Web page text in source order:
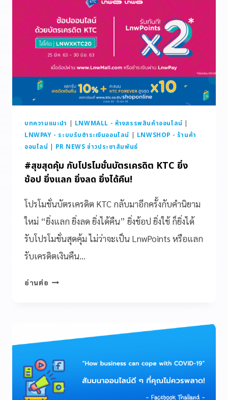
บทความแนะนำ | LNWMALL - ห้างสรรพสินค้าออนไลน์ |
LNWPAY - ระบบรับชำระเงินออนไลน์ | LNWSHOP - ร้านค้า
ออนไลน์ | PR NEWS ข่าวประชาสัมพันธ์
#สุขสุดคุ้ม กับโปรโมชั่นบัตรเครดิต KTC ยิ่ง
ช้อป ยิ่งแลก ยิ่งลด ยิ่งได้คืน!
โปรโมชั่นบัตรเครดิต KTC กลับมาอีกครั้งกับคำนิยาม
ใหม่ “ยิ่งแลก ยิ่งลด ยิ่งได้คืน” ยิ่งช้อป ยิ่งใช้ ก็ยิ่งได้
รับโปรโมชั่นสุดคุ้ม ไม่ว่าจะเป็น LnwPoints หรือแลก
รับเครดิตเงินคืน…
อ่านต่อ